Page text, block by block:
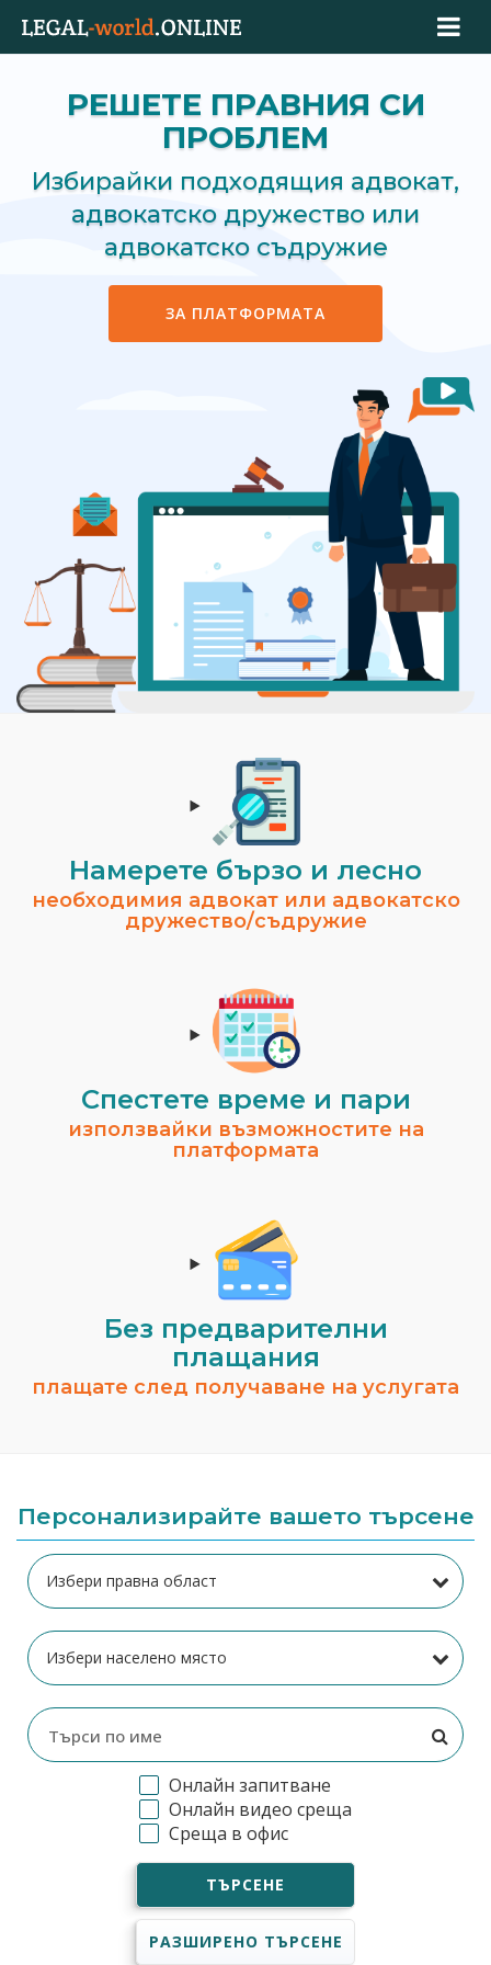
РЕШЕТЕ ПРАВНИЯ СИ
ПРОБЛЕМ
Избирайки подходящия адвокат,
адвокатско дружество или
адвокатско съдружие
ЗА ПЛАТФОРМАТА
Намерете бързо и лесно
необходимия адвокат или адвокатско
дружество/съдружие
Спестeте време и пари
използвайки възможностите на
платформата
Без предварителни
плащания
плащате след получаване на услугата
Персонализирайте вашето търсене
Онлайн запитване
Онлайн видео среща
Среща в офис
ТЪРСЕНЕ
РАЗШИРЕНО ТЪРСЕНЕ